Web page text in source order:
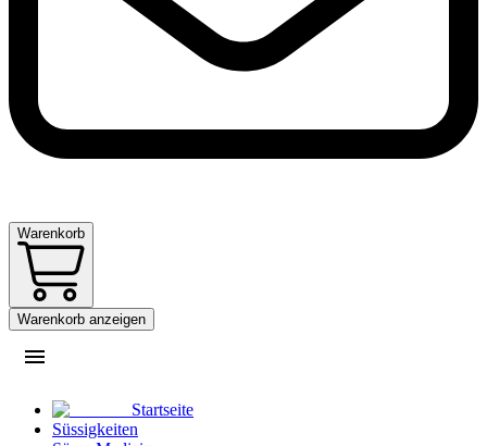
Warenkorb
Warenkorb anzeigen
Startseite
Süssigkeiten